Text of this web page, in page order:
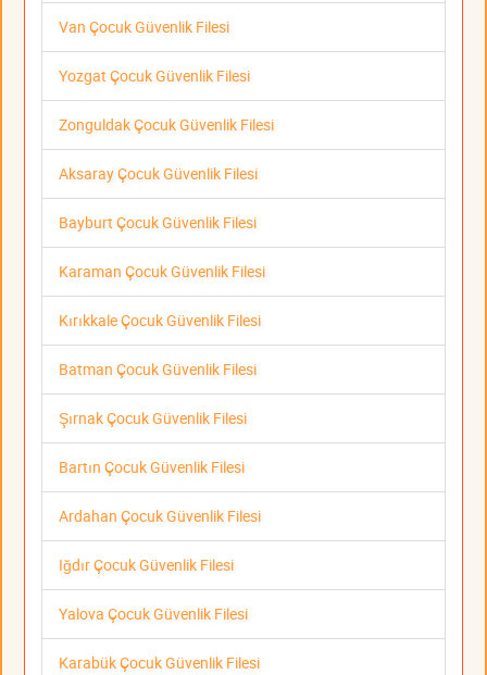
Van Çocuk Güvenlik Filesi
Yozgat Çocuk Güvenlik Filesi
Zonguldak Çocuk Güvenlik Filesi
Aksaray Çocuk Güvenlik Filesi
Bayburt Çocuk Güvenlik Filesi
Karaman Çocuk Güvenlik Filesi
Kırıkkale Çocuk Güvenlik Filesi
Batman Çocuk Güvenlik Filesi
Şırnak Çocuk Güvenlik Filesi
Bartın Çocuk Güvenlik Filesi
Ardahan Çocuk Güvenlik Filesi
Iğdır Çocuk Güvenlik Filesi
Yalova Çocuk Güvenlik Filesi
Karabük Çocuk Güvenlik Filesi